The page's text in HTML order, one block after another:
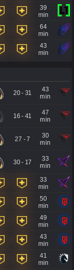
39
min
64
min
43
min
20 - 31
43
min
16 - 41
47
min
27 - 7
30
min
30 - 17
33
min
33
min
50
min
49
min
43
min
41
min